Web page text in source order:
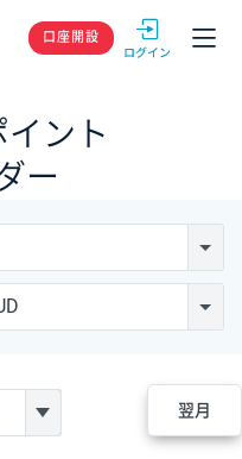
GMOクリック
口座開設
ント
ー
翌月